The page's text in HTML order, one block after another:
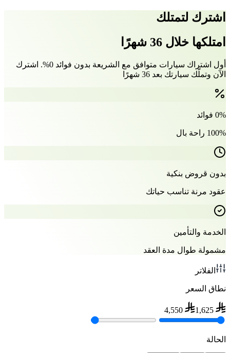
اشترك لتمتلك
امتلكها خلال 36 شهرًا
أول اشتراك سيارات متوافق مع الشريعة بدون فوائد 0%. اشترك
الآن وتملّك سيارتك بعد 36 شهرًا
0% فوائد
100% راحة بال
بدون قروض بنكية
عقود مرنة تناسب حياتك
الخدمة والتأمين
مشمولة طوال مدة العقد
الفلاتر
نطاق السعر
1,625
4,550
الحالة